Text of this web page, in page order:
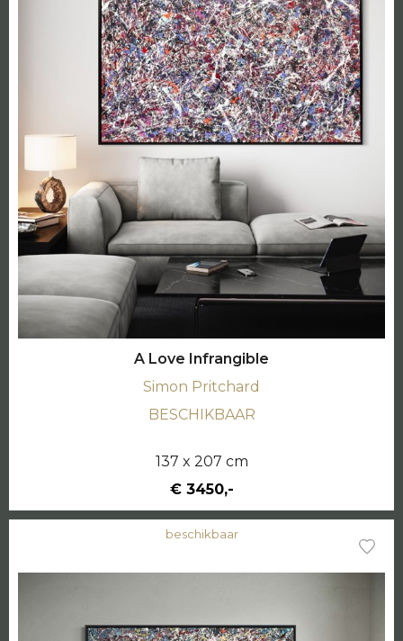
A Love Infrangible
Simon Pritchard
BESCHIKBAAR
137 x 207 cm
€ 3450,-
beschikbaar